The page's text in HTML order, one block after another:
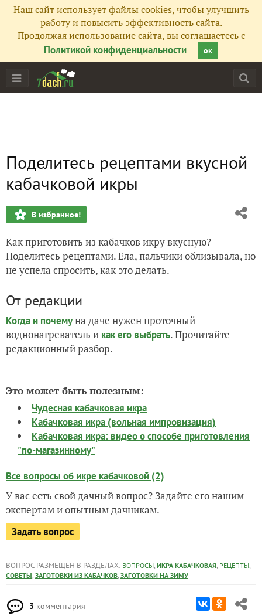
Наш сайт использует файлы cookies, чтобы улучшить
работу и повысить эффективность сайта.
Продолжая использование сайта, вы соглашаетесь с
Политикой конфиденциальности
ок
Поделитесь рецептами вкусной
кабачковой икры
В избранное!
Как приготовить из кабачков икру вкусную?
Поделитесь рецептами. Ела, пальчики облизывала, но
не успела спросить, как это делать.
От редакции
Когда и почемуна даче нужен проточный
воднонагреватель и как его выбрать. Прочитайте
редакционный разбор.
Это может быть полезным:
Чудесная кабачковая икра
Кабачковая икра (вольная импровизация)
Кабачковая икра: видео о способе приготовления
"по-магазинному"
Все вопросы об икре кабачковой (2)
У вас есть свой дачный вопрос? Задайте его нашим
экспертам и опытным дачникам.
Задать вопрос
ВОПРОС РАЗМЕЩЕН В РАЗДЕЛАХ: ВОПРОСЫ, ИКРА КАБАЧКОВАЯ, РЕЦЕПТЫ,
СОВЕТЫ, ЗАГОТОВКИ ИЗ КАБАЧКОВ, ЗАГОТОВКИ НА ЗИМУ
3 комментария